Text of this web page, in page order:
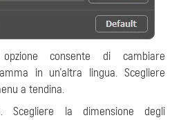
consente di cambiare
in un'altra lingua. Scegliere
a tendina.
. Scegliere la dimensione degli